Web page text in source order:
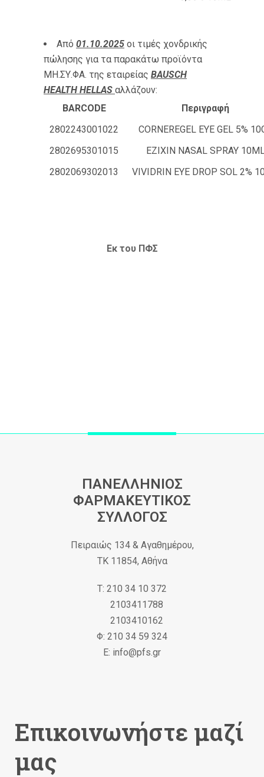
Από 01.10.2025 οι τιμές χονδρικής
πώλησης για τα παρακάτω προϊόντα
ΜΗ.ΣΥ.ΦΑ. της εταιρείας BAUSCH
HEALTH HELLAS αλλάζουν:
BARCODE
Περιγραφή
2802243001022
CORNEREGEL EYE GEL 5%
2802695301015
EZIXIN NASAL SPRAY
2802069302013
VIVIDRIN EYE DROP SOL 2%
Εκ του ΠΦΣ
ΠΑΝΕΛΛΗΝΙΟΣ
ΦΑΡΜΑΚΕΥΤΙΚΟΣ
ΣΥΛΛΟΓΟΣ
Πειραιώς 134 & Αγαθημέρου,
ΤΚ 11854, Αθήνα
Τ: 210 34 10 372
2103411788
2103410162
Φ: 210 34 59 324
Ε: info@pfs.gr
Επικοινωνήστε μαζί
μας